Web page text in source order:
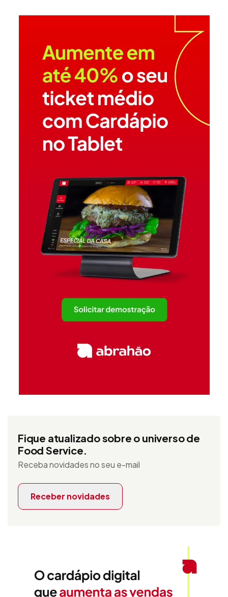
Fique atualizado sobre o universo de
Food Service.
Receba novidades no seu e-mail
Receber novidades